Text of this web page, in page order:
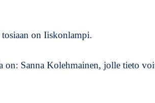
tosiaan on Iiskonlampi.
on: Sanna Kolehmainen, jolle tieto